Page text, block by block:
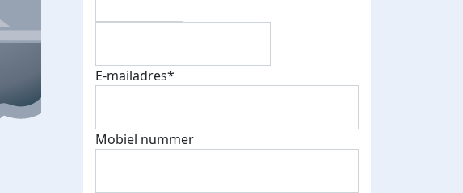
E-mails verstuurd
€500 euro opgehaald: t-shirt
E-mailadres*
Mobiel nummer